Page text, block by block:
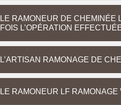
LE RAMONEUR DE CHEMINÉE
FOIS L’OPÉRATION
L’ARTISAN RAMONAGE DE
LE RAMONEUR LF